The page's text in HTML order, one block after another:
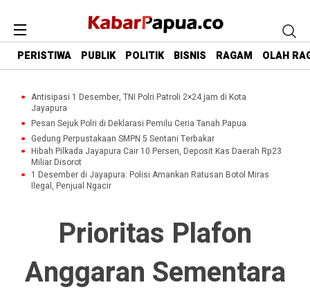
PERISTIWA PUBLIK POLITIK BISNIS RAGAM OLAH
Antisipasi 1 Desember, TNI Polri Patroli 2×24 jam di Kota
Jayapura
Pesan Sejuk Polri di Deklarasi Pemilu Ceria Tanah Papua
Gedung Perpustakaan SMPN 5 Sentani Terbakar
Hibah Pilkada Jayapura Cair 10 Persen, Deposit Kas Daerah Rp23
Miliar Disorot
1 Desember di Jayapura: Polisi Amankan Ratusan Botol Miras
Ilegal, Penjual Ngacir
Prioritas Plafon
Anggaran Sementara